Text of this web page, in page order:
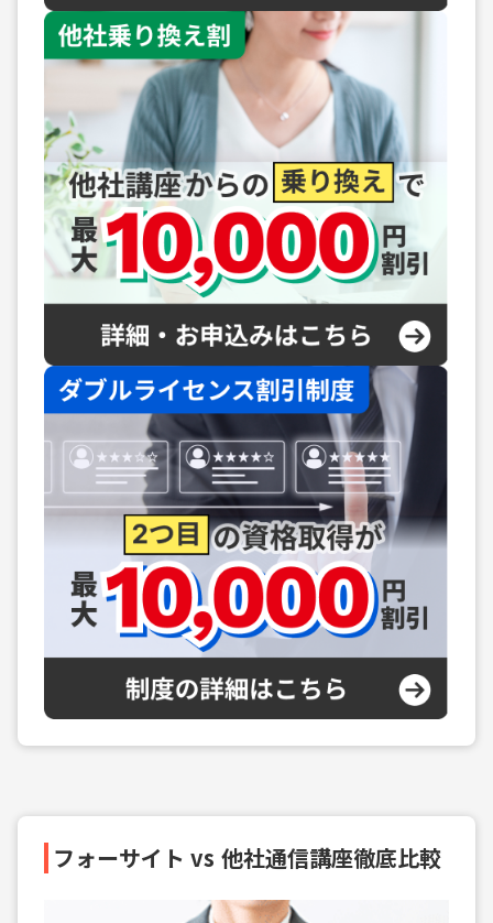
フォーサイト vs 他社通信講座徹底比較